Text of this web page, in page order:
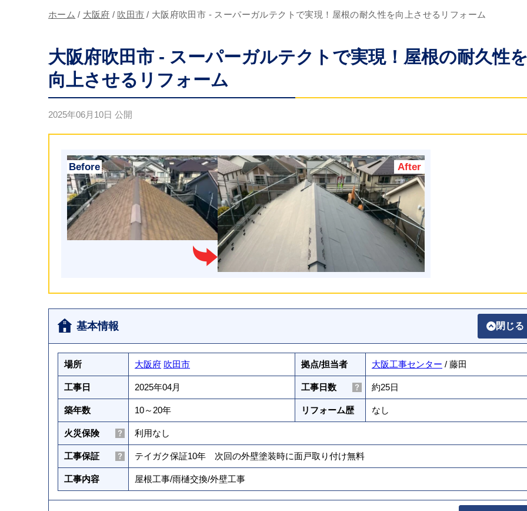
ホーム / 大阪府 / 吹田市 / 大阪府吹田市 - スーパーガルテクトで実現！屋根の耐久性を向上させるリフォーム
大阪府吹田市 - スーパーガルテクトで実現！屋根の耐久性
向上させるリフォーム
2025年06月10日 公開
基本情報 閉じる
場所 大阪府 吹田市 拠点/担当者 大阪工事センター / 藤田
工事日 2025年04月 工事日数 約25日
築年数 10～20年 リフォーム歴 なし
火災保険 利用なし
工事保証 テイガク保証10年 次回の外壁塗装時に面戸取り付け無料
工事内容 屋根工事/雨樋交換/外壁工事